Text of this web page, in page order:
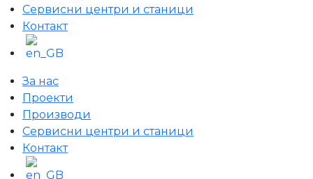
Сервисни центри и станици
Контакт
За нас
Проекти
Производи
Сервисни центри и станици
Контакт